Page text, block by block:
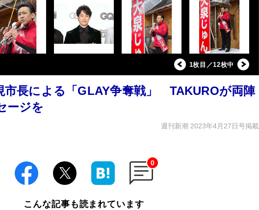
1枚目／12枚中
市長による「GLAY争奪戦」 TAKUROが両陣
ージを
週刊新潮 2023年4月27日号掲載
0
こんな記事も読まれています